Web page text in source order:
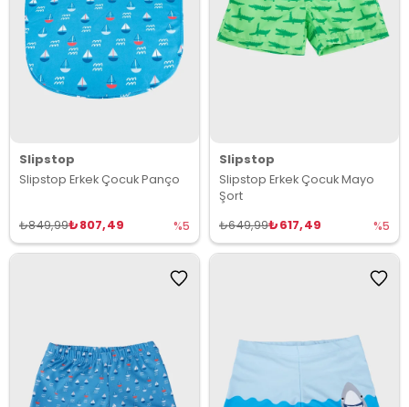
Slipstop
Slipstop Erkek Çocuk Panço
₺807,49
₺849,99 %5
Slipstop
Slipstop Erkek Çocuk Mayo
Şort
₺617,49
₺649,99 %5